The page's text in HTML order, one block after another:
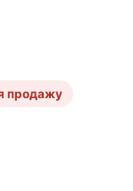
продажу